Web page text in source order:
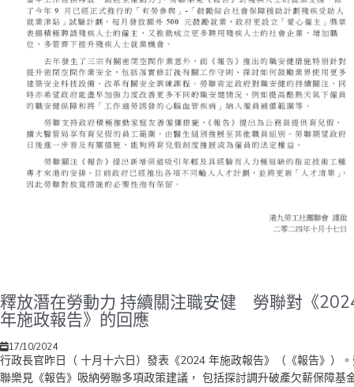
約5,000萬元，相信不會對政府帶來重大財政負擔。 《勞聯對2025至
度財政預算案建議書》全文請見連結：https://flu.hk/xyl68c 港九勞工社
釋放潛在勞動力 持續關注職安健 勞聯對《
年施政報告》的回應
17/10/2024
行政長官昨日（ 十月十六日）發表《2024 年施政報告》（《報告》）
聯樂見《報告》吸納勞聯多項政策建議， 包括探討調升破產欠薪保障基